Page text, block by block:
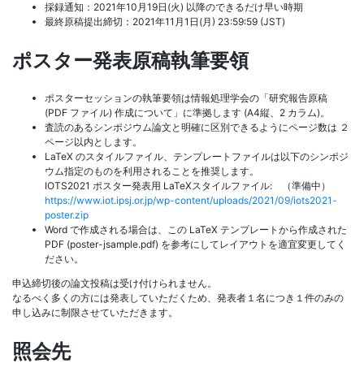
採録通知：2021年10月19日(火) 以降のできるだけ早い時期
最終原稿提出締切：2021年11月1日(月) 23:59:59 (JST)
ポスター発表原稿執筆要領
ポスターセッションの執筆要領は情報処理学会の「研究報告原稿
(PDF ファイル) 作成について」に準拠します (A4縦、2 カラム)。
査読のあるシンポジウム論文と明確に区別できるようにページ数は ２
ページ以内とします。
LaTeX のスタイルファイル、テンプレートファイルは以下のシンポジ
ウム指定のものを利用されることを推奨します。
IOTS2021 ポスター発表用 LaTeXスタイルファイル: （準備中）
https://www.iot.ipsj.or.jp/wp-content/uploads/2021/09/iots2021-
poster.zip
Word で作成される場合は、この LaTeX テンプレートから作成された
PDF (poster-jsample.pdf) を参考にしてレイアウトを適宜変更してく
ださい。
申込締切後の論文投稿は受け付けられません。
なるべく多くの方には発表していただくため、発表者１名につき１件のみの
申し込みに制限させていただきます。
照会先